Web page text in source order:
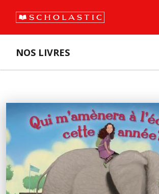
NOS LIVRES